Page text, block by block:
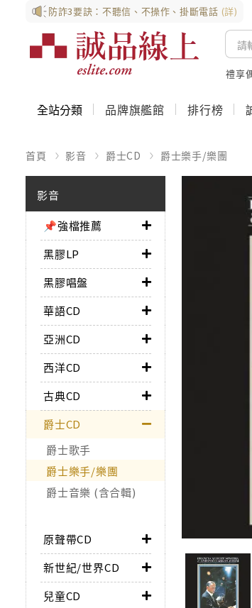
防詐3要訣：不聽信、不操作、掛斷電話 (詳)
禮享
全站分類 品牌旗艦館 排行榜
首頁 影音 爵士CD 爵士樂手/樂團
影音
📌強檔推薦
黑膠LP
黑膠唱盤
華語CD
亞洲CD
西洋CD
古典CD
爵士CD
爵士歌手
爵士樂手/樂團
爵士音樂 (含合輯)
原聲帶CD
新世紀/世界CD
兒童CD